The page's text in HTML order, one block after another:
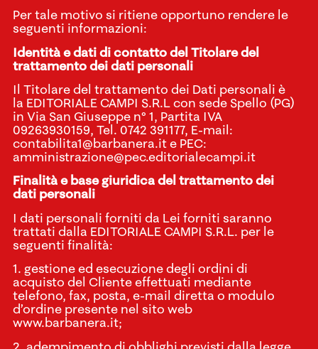
Per tale motivo si ritiene opportuno rendere le
seguenti informazioni:
Identità e dati di contatto del Titolare del
trattamento dei dati personali
Il Titolare del trattamento dei Dati personali è
la EDITORIALE CAMPI S.R.L con sede Spello (PG)
in Via San Giuseppe n° 1, Partita IVA
09263930159, Tel. 0742 391177, E-mail:
contabilita1@barbanera.it e PEC:
amministrazione@pec.editorialecampi.it
Finalità e base giuridica del trattamento dei
dati personali
I dati personali forniti da Lei forniti saranno
trattati dalla EDITORIALE CAMPI S.R.L. per le
seguenti finalità:
1. gestione ed esecuzione degli ordini di
acquisto del Cliente effettuati mediante
telefono, fax, posta, e-mail diretta o modulo
d’ordine presente nel sito web
www.barbanera.it;